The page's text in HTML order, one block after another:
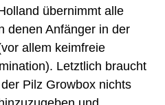
übernimmt alle
denen Anfänger in der
allem keimfreie
Letztlich braucht
Pilz Growbox nichts